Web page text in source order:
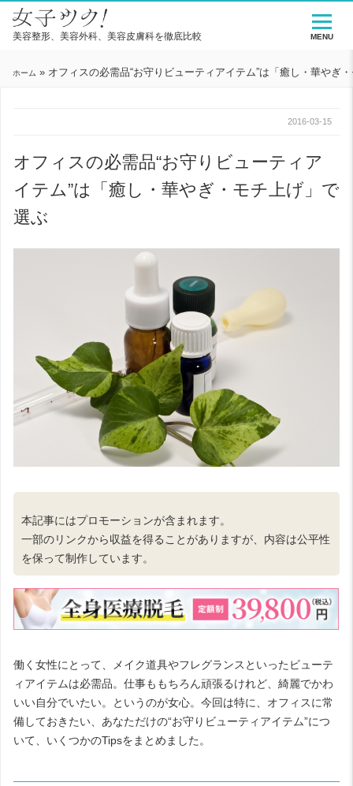
美容整形、美容外科、美容皮膚科を徹底比較
ホーム » オフィスの必需品“お守りビューティアイテム”は「癒し・華やぎ
2016-03-15
オフィスの必需品“お守りビューティア
イテム”は「癒し・華やぎ・モチ上げ」で
選ぶ
本記事にはプロモーションが含まれます。
一部のリンクから収益を得ることがありますが、内容は公平性
を保って制作しています。
働く女性にとって、メイク道具やフレグランスといったビューテ
ィアイテムは必需品。仕事ももちろん頑張るけれど、綺麗でかわ
いい自分でいたい。というのが女心。今回は特に、オフィスに常
備しておきたい、あなただけの“お守りビューティアイテム”につ
いて、いくつかのTipsをまとめました。
MENU